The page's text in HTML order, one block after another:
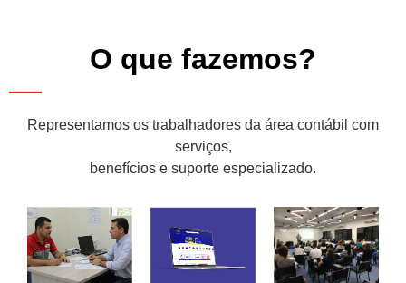
O que fazemos?
Representamos os trabalhadores da área contábil com
serviços,
benefícios e suporte especializado.